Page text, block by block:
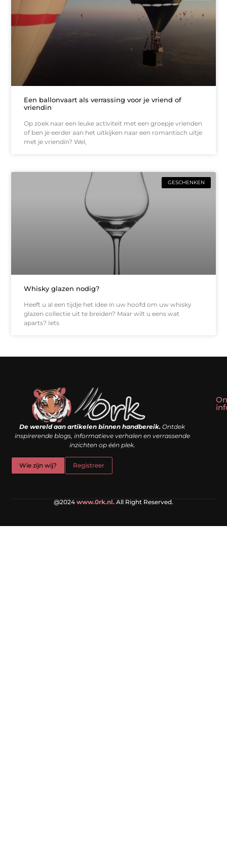
Een ballonvaart als verrassing voor je vriend of
vriendin
Op zoek naar een leuke activiteit met een groepje vrienden
of ben je eerder aan het uitkijken naar een romantisch uitje
met je vriendin? Wel,
GESCHENKEN
Whisky glazen nodig?
Heeft u al een tijdje het idee in uw hoofd om uw whisky
glazen collectie uit te breiden? Maar wilt u eens wat
aparts? Iets
De wereld aan artikelen binnen handbereik. Ontdek
inspirerende blogs, informatieve verhalen en verrassende
inzichten op één plek.
Wie zijn wij? Registreer
@2024 www.0rk.nl. All Right Reserved.